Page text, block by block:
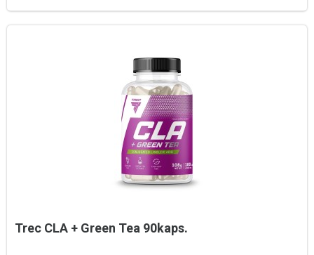
Trec CLA + Green Tea 90kaps.